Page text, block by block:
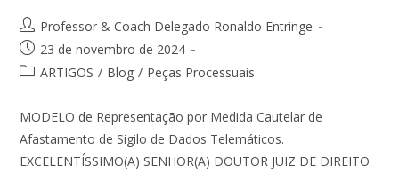
Professor & Coach Delegado Ronaldo Entringe
23 de novembro de 2024
ARTIGOS / Blog / Peças Processuais
MODELO de Representação por Medida Cautelar de
Afastamento de Sigilo de Dados Telemáticos.
EXCELENTÍSSIMO(A) SENHOR(A) DOUTOR JUIZ DE DIREITO